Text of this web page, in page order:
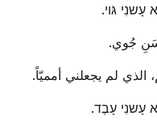
גּוי.
جُوي.
الذي لم يجعلني أمميّاً.
עָשנִי עָבֶד.